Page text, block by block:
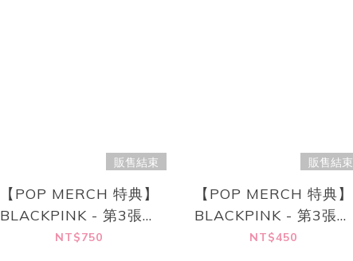
販售結束
【POP MERCH 特典】
BLACKPINK - 第3張迷
你專輯 [DEADLINE]
NT$750
販售結束
【POP MERCH 特典】
BLACKPINK - 第3張迷
你專輯 [DEADLINE]
NT$450